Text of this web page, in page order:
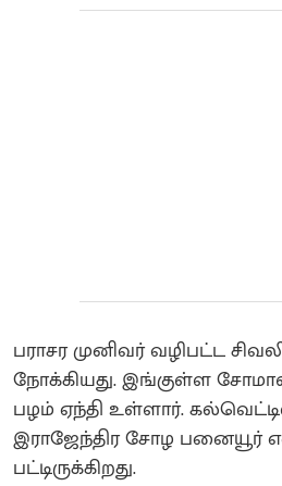
பராசர முனிவர் வழிபட்ட
நோக்கியது. இங்குள்ள
பழம் ஏந்தி உள்ளார்.
இராஜேந்திர சோழ
பட்டிருக்கிறது.